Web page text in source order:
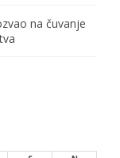
na čuvanje